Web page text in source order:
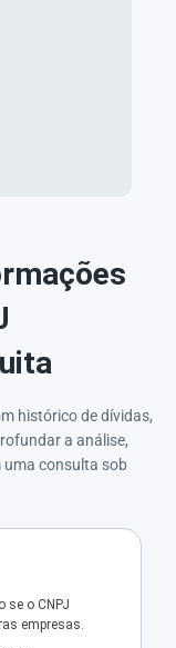
histórico de dívidas,
a análise,
uma consulta sob
se o CNPJ
empresas.